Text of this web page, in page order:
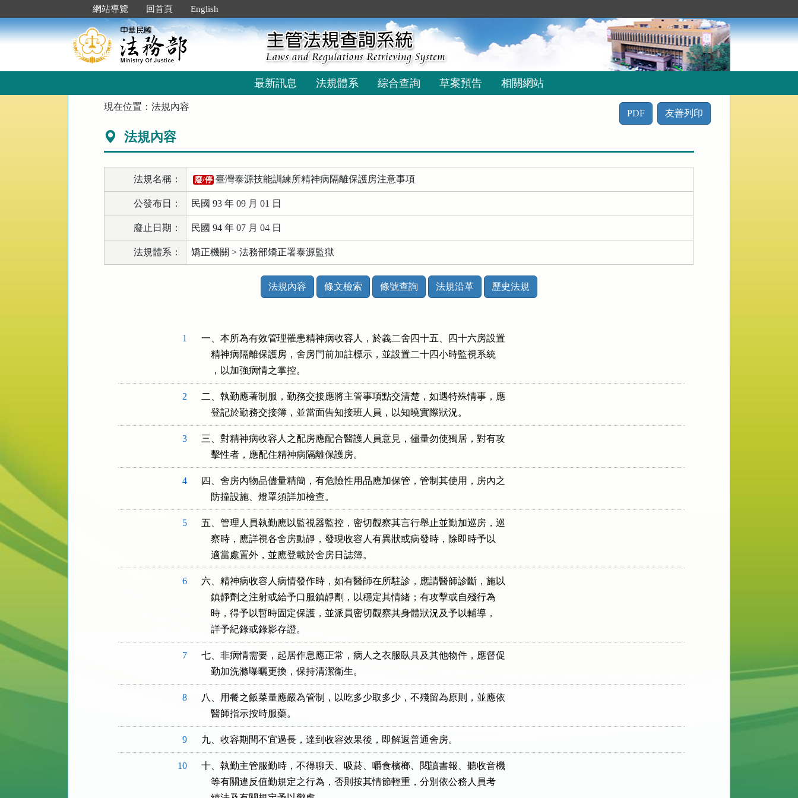
到
主
要
網站導覽 回首頁 English
最新訊息 法規體系 綜合查詢 草案預告 相關網站
現在位置：法規內容
PDF 友善列印
法規內容
法規名稱： 廢/停 臺灣泰源技能訓練所精神病隔離保護房注意事項
公發布日： 民國 93 年 09 月 01 日
廢止日期： 民國 94 年 07 月 04 日
法規體系： 矯正機關 > 法務部矯正署泰源監獄
法規內容 條文檢索 條號查詢 法規沿革 歷史法規
1
一、本所為有效管理罹患精神病收容人，於義二舍四十五、四十六房設置
    精神病隔離保護房，舍房門前加註標示，並設置二十四小時監視系統
    ，以加強病情之掌控。
2
二、執勤應著制服，勤務交接應將主管事項點交清楚，如遇特殊情事，應
    登記於勤務交接簿，並當面告知接班人員，以知曉實際狀況。
3
三、對精神病收容人之配房應配合醫護人員意見，儘量勿使獨居，對有攻
    擊性者，應配住精神病隔離保護房。
4
四、舍房內物品儘量精簡，有危險性用品應加保管，管制其使用，房內之
    防撞設施、燈罩須詳加檢查。
5
五、管理人員執勤應以監視器監控，密切觀察其言行舉止並勤加巡房，巡
    察時，應詳視各舍房動靜，發現收容人有異狀或病發時，除即時予以
    適當處置外，並應登載於舍房日誌簿。
6
六、精神病收容人病情發作時，如有醫師在所駐診，應請醫師診斷，施以
    鎮靜劑之注射或給予口服鎮靜劑，以穩定其情緒；有攻擊或自殘行為
    時，得予以暫時固定保護，並派員密切觀察其身體狀況及予以輔導，
    詳予紀錄或錄影存證。
7
七、非病情需要，起居作息應正常，病人之衣服臥具及其他物件，應督促
    勤加洗滌曝曬更換，保持清潔衛生。
8
八、用餐之飯菜量應嚴為管制，以吃多少取多少，不殘留為原則，並應依
    醫師指示按時服藥。
9 九、收容期間不宜過長，達到收容效果後，即解返普通舍房。
10
十、執勤主管服勤時，不得聊天、吸菸、嚼食檳榔、閱讀書報、聽收音機
    等有關違反值勤規定之行為，否則按其情節輕重，分別依公務人員考